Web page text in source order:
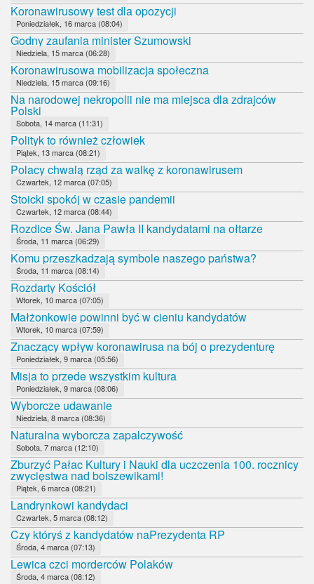
Koronawirusowy test dla opozycji
Poniedziałek, 16 marca (08:04)
Godny zaufania minister Szumowski
Niedziela, 15 marca (06:28)
Koronawirusowa mobilizacja społeczna
Niedziela, 15 marca (09:16)
Na narodowej nekropolii nie ma miejsca dla zdrajców
Polski
Sobota, 14 marca (11:31)
Polityk to również człowiek
Piątek, 13 marca (08:21)
Polacy chwalą rząd za walkę z koronawirusem
Czwartek, 12 marca (07:05)
Stoicki spokój w czasie pandemii
Czwartek, 12 marca (08:44)
Rozdice Św. Jana Pawła II kandydatami na ołtarze
Środa, 11 marca (06:29)
Komu przeszkadzają symbole naszego państwa?
Środa, 11 marca (08:14)
Rozdarty Kościół
Wtorek, 10 marca (07:05)
Małżonkowie powinni być w cieniu kandydatów
Wtorek, 10 marca (07:59)
Znaczący wpływ koronawirusa na bój o prezydenturę
Poniedziałek, 9 marca (05:56)
Misja to przede wszystkim kultura
Poniedziałek, 9 marca (08:06)
Wyborcze udawanie
Niedziela, 8 marca (08:36)
Naturalna wyborcza zapalczywość
Sobota, 7 marca (12:10)
Zburzyć Pałac Kultury i Nauki dla uczczenia 100. rocznicy
zwycięstwa nad bolszewikami!
Piątek, 6 marca (08:21)
Landrynkowi kandydaci
Czwartek, 5 marca (08:12)
Czy któryś z kandydatów naPrezydenta RP
Środa, 4 marca (07:13)
Lewica czci morderców Polaków
Środa, 4 marca (08:12)